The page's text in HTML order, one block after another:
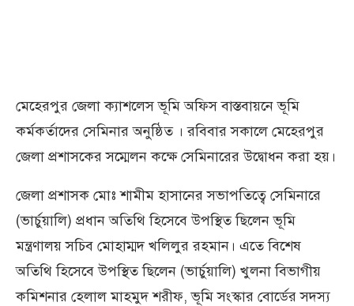
মেহেরপুর জেলা ক্যাশলেস ভূমি অফিস বাস্তবায়নে ভূমি
কর্মকর্তাদের সেমিনার অনুষ্ঠিত । রবিবার সকালে মেহেরপুর
জেলা প্রশাসকের সম্মেলন কক্ষে সেমিনারের উদ্বোধন করা হয়।
জেলা প্রশাসক মোঃ শামীম হাসানের সভাপতিত্বে সেমিনারে
(ভার্চুয়ালি) প্রধান অতিথি হিসেবে উপস্থিত ছিলেন ভূমি
মন্ত্রণালয় সচিব মোহাম্মদ খলিলুর রহমান। এতে বিশেষ
অতিথি হিসেবে উপস্থিত ছিলেন (ভার্চুয়ালি) খুলনা বিভাগীয়
কমিশনার হেলাল মাহমুদ শরীফ, ভূমি সংস্কার বোর্ডের সদস্য